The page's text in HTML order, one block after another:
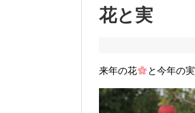
花と実
来年の花 と今年の実